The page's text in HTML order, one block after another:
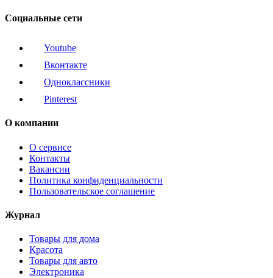
Социальные сети
Youtube
Вконтакте
Одноклассники
Pinterest
О компании
О сервисе
Контакты
Вакансии
Политика конфиденциальности
Пользовательское соглашение
Журнал
Товары для дома
Красота
Товары для авто
Электроника